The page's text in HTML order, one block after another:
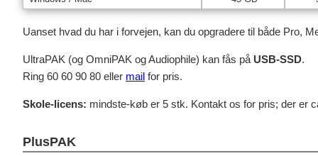
Uanset hvad du har i forvejen, kan du opgradere til både Pro,
UltraPAK (og OmniPAK og Audiophile) kan fås på USB-SSD.
Ring 60 60 90 80 eller mail for pris.
Skole-licens: mindste-køb er 5 stk. Kontakt os for pris; der er
PlusPAK